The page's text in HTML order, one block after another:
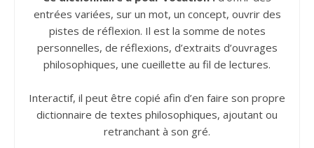
entrées variées, sur un mot, un concept, ouvrir des
pistes de réflexion. Il est la somme de notes
personnelles, de réflexions, d’extraits d’ouvrages
philosophiques, une cueillette au fil de lectures.
Interactif, il peut être copié afin d’en faire son propre
dictionnaire de textes philosophiques, ajoutant ou
retranchant à son gré.